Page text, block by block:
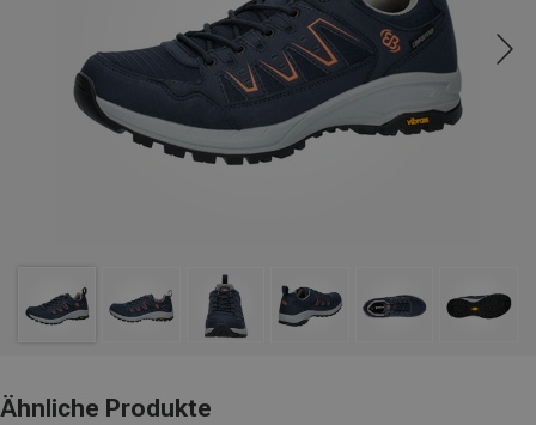
Ähnliche Produkte